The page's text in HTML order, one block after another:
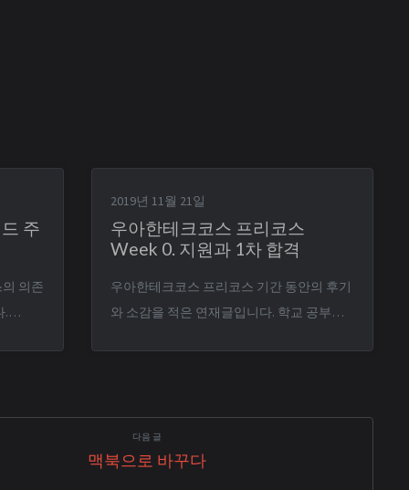
주
의존
.
2019년 11월 21일
우아한테크코스 프리코스
Week 0. 지원과 1차 합격
우아한테크코스 프리코스 기간 동안의 후기
와 소감을 적은 연재글입니다. 학교 공부와
안 학교를 쉬고 교육을 받아야 한다는 단점
이 있었지만, 어차피 내년 휴학을 생각 중이
었기 때문에 시도라도 해보지 뭐 하는 생각
맥북으로 바꾸다